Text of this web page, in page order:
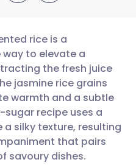
correo
Facebook
LinkedIn
🇩🇪 Deutsch
🇫🇷 Français
🇵🇹
rice is a
to elevate a
the fresh juice
jasmine rice grains
warmth and a subtle
recipe uses a
silky texture, resulting
that pairs
savoury dishes.